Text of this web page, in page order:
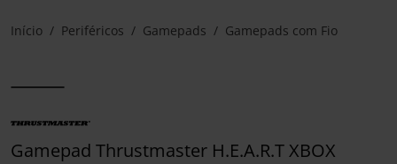
Início Periféricos Gamepads Gamepads com Fio
Gamepad Thrustmaster H.E.A.R.T XBOX